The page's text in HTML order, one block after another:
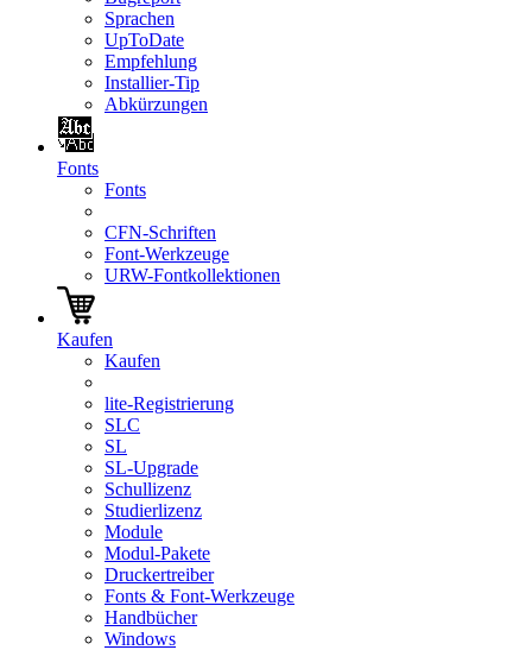
Sprachen
UpToDate
Empfehlung
Installier-Tip
Abkürzungen
Fonts
Fonts
CFN-Schriften
Font-Werkzeuge
URW-Fontkollektionen
Kaufen
Kaufen
lite-Registrierung
SLC
SL
SL-Upgrade
Schullizenz
Studierlizenz
Module
Modul-Pakete
Druckertreiber
Fonts & Font-Werkzeuge
Handbücher
Windows